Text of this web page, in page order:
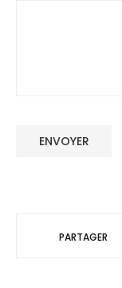
PARTAGER